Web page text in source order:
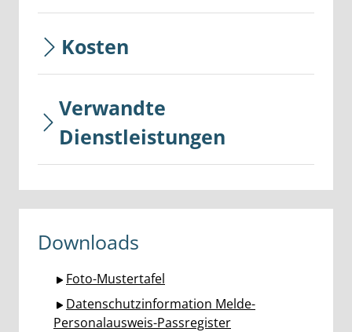
Kosten
Verwandte
Dienstleistungen
Downloads
Foto-Mustertafel
Datenschutzinformation Melde-
Personalausweis-Passregister